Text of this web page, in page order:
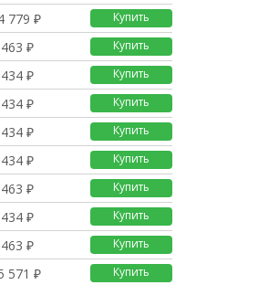
779 ₽ Купить
₽ Купить
₽ Купить
₽ Купить
₽ Купить
₽ Купить
₽ Купить
₽ Купить
₽ Купить
МОДУ
571 ₽ Купить